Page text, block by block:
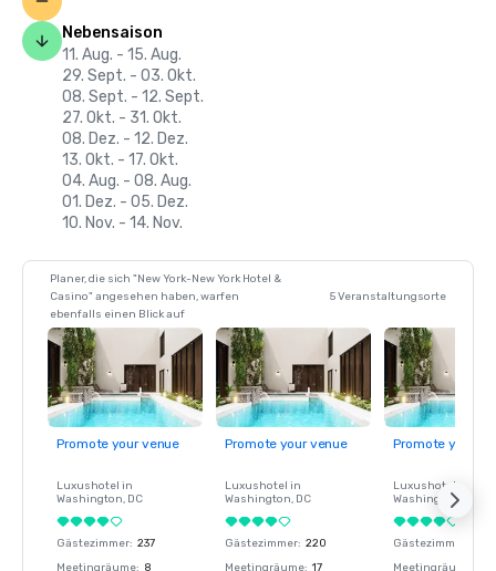
Nebensaison
11. Aug. - 15. Aug.
29. Sept. - 03. Okt.
08. Sept. - 12. Sept.
27. Okt. - 31. Okt.
08. Dez. - 12. Dez.
13. Okt. - 17. Okt.
04. Aug. - 08. Aug.
01. Dez. - 05. Dez.
10. Nov. - 14. Nov.
Planer, die sich "New York-New York Hotel &
Casino" angesehen haben, warfen
ebenfalls einen Blick auf
5 Veranstaltungsorte
Promote your venue
Luxushotel in
Washington, DC
Gästezimmer: 237
Meetingräume: 8
Promote your venue
Luxushotel in
Washington, DC
Gästezimmer: 220
Meetingräume: 17
Promote your
Luxushotel in
Washington
Gästezimmer
Meetingräume